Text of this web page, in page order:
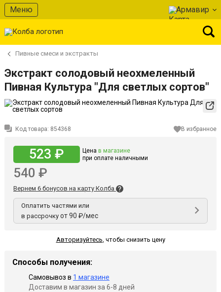
Меню Армавир
Пивные смеси и экстракты
Экстракт солодовый неохмеленный
Пивная Культура "Для светлых сортов"
Код товара: 854368 В избранное
523 ₽ Цена в магазине
при оплате наличными
540 ₽
Вернем 6 бонусов на карту Колба
Оплатить частями или
в рассрочку от 90 ₽/мес
Авторизуйтесь, чтобы снизить цену
Способы получения:
Самовывоз в 1 магазине
Доставим в магазин за 6-8 дней